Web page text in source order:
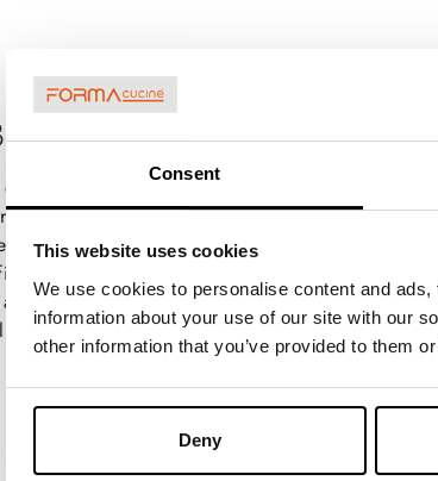
Consent
This website uses cookies
We use cookies to personalise content and
information about your use of our site with our
other information that you’ve provided to them
Deny
pensili a portale Vetro lucido Grigio Cenere
Torba Seta
Ceramica City Argento C12
nero spazzolato
Lavagna